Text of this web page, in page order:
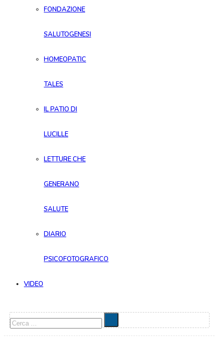
FONDAZIONE
SALUTOGENESI
HOMEOPATIC
TALES
IL PATIO DI
LUCILLE
LETTURE CHE
GENERANO
SALUTE
DIARIO
PSICOFOTOGRAFICO
VIDEO
Cerca